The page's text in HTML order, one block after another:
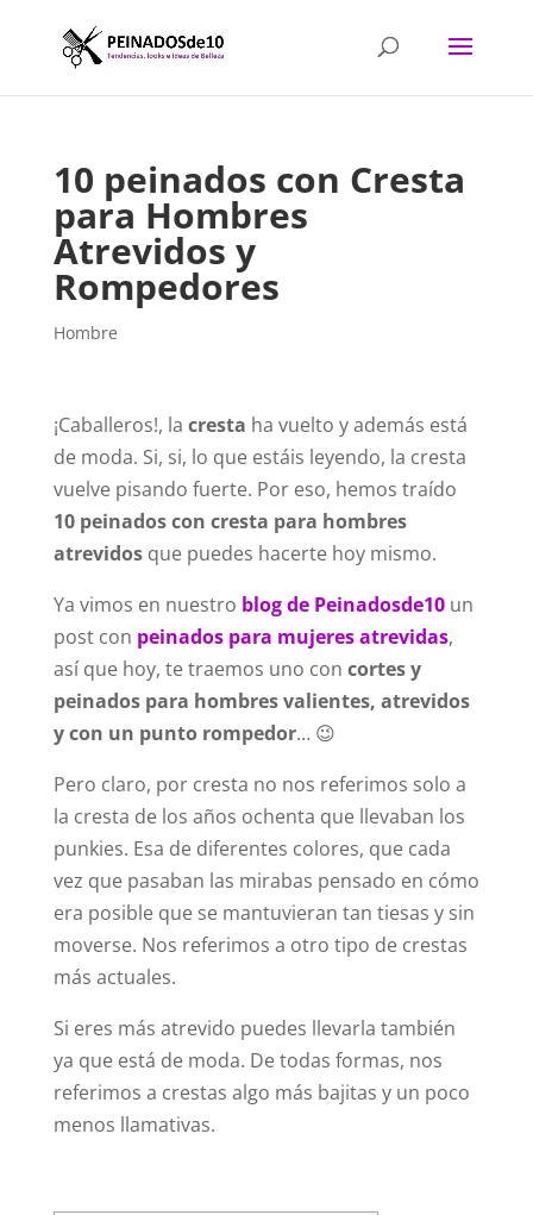
10 peinados con Cresta
para Hombres
Atrevidos y
Rompedores
Hombre
¡Caballeros!, la cresta ha vuelto y además está
de moda. Si, si, lo que estáis leyendo, la cresta
vuelve pisando fuerte. Por eso, hemos traído
10 peinados con cresta para hombres
atrevidosque puedes hacerte hoy mismo.
Ya vimos en nuestro blog de Peinadosde10un
post con peinados para mujeres atrevidas,
así que hoy, te traemos uno con cortes y
peinados para hombres valientes, atrevidos
y con un punto rompedor… 😉
Pero claro, por cresta no nos referimos solo a
la cresta de los años ochenta que llevaban los
punkies. Esa de diferentes colores, que cada
vez que pasaban las mirabas pensado en cómo
era posible que se mantuvieran tan tiesas y sin
moverse. Nos referimos a otro tipo de crestas
más actuales.
Si eres más atrevido puedes llevarla también
ya que está de moda. De todas formas, nos
referimos a crestas algo más bajitas y un poco
menos llamativas.